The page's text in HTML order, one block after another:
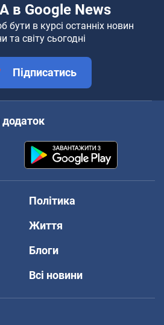
в Google News
бути в курсі останніх новин
та світу сьогодні
Підписатись
Політика
Життя
Блоги
Всі новини